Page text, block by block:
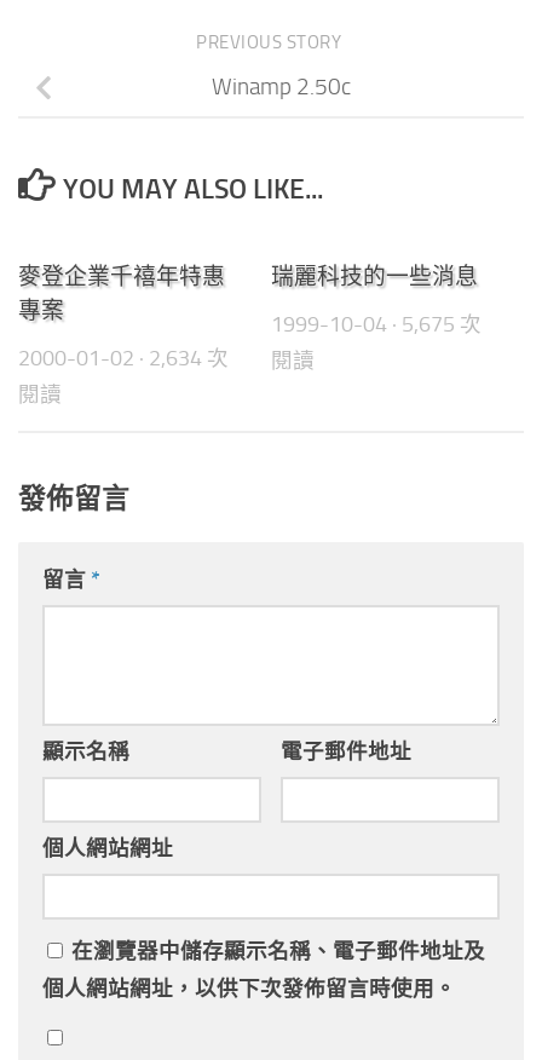
PREVIOUS STORY
Winamp 2.50c
YOU MAY ALSO LIKE...
麥登企業千禧年特惠
專案
2000-01-02 · 2,634 次
閱讀
瑞麗科技的一些消息
1999-10-04 · 5,675 次
閱讀
發佈留言
留言 *
顯示名稱 電子郵件地址
個人網站網址
在瀏覽器中儲存顯示名稱、電子郵件地址及
個人網站網址，以供下次發佈留言時使用。